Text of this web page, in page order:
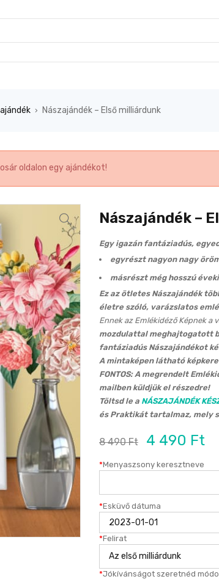
› Nászajándék – Első milliárdunk
oldalon egy ajándékot!
Nászajándék –
Egy igazán fantáziadús,
egyrészt nagyon nagy
másrészt még hosszú
Ez az ötletes Nászajándék
életre szóló, varázslatos
Ennek az Emlékidéző Képnek a
mozdulattal meghajtogatott
fantáziadús Nászajándékot
A mintaképen látható
FONTOS: A megrendelt
mailben küldjük el részedre!
Töltsd le a NÁSZAJÁNDÉK
és Praktikát tartalmaz, mely
8 490Ft 4 490 Ft
*Menyaszsony keresztneve
*Esküvő dátuma
*Felirat
*Jókívánságot szeretnéd